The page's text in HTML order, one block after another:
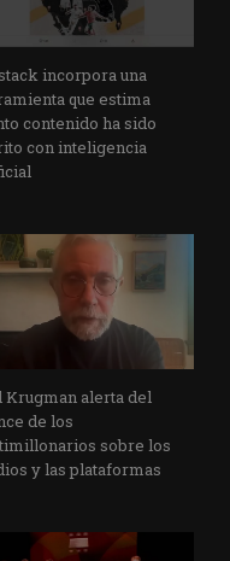
incorpora una
que estima
contenido ha sido
con inteligencia
Krugman alerta del
de los
sobre los
y las plataformas